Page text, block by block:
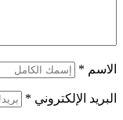
الاسم *
البريد الإلكتروني *